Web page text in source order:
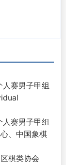
人赛男子甲组
人赛男子甲组
、中国象棋
棋类协会